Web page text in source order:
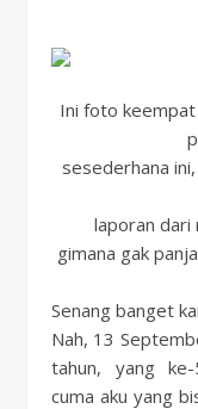
Ini foto keempat
sesederhana
laporan dari
gimana gak
Senang banget
Nah, 13
tahun, yang ke-
cuma aku yang